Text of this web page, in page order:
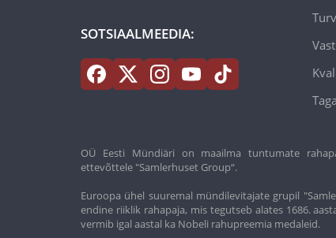
SOTSIAALMEEDIA:
OÜ Eesti Mündiäri on maailma tuntumate
ettevõttele "Samlerhuset Group“.
Euroopa ühel suuremal mündilevitajate grupil
endine riiklik rahapaja, mis tegutseb alates 1686.
vermib igal aastal ka Nobeli rahupreemia medaleid.